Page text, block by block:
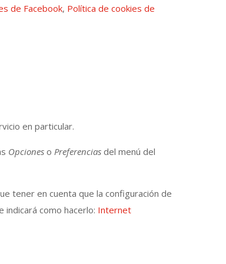
de Facebook, Política de cookies de
en particular.
Opciones oPreferencias del menú del
tener en cuenta que la configuración de
como hacerlo: Internet